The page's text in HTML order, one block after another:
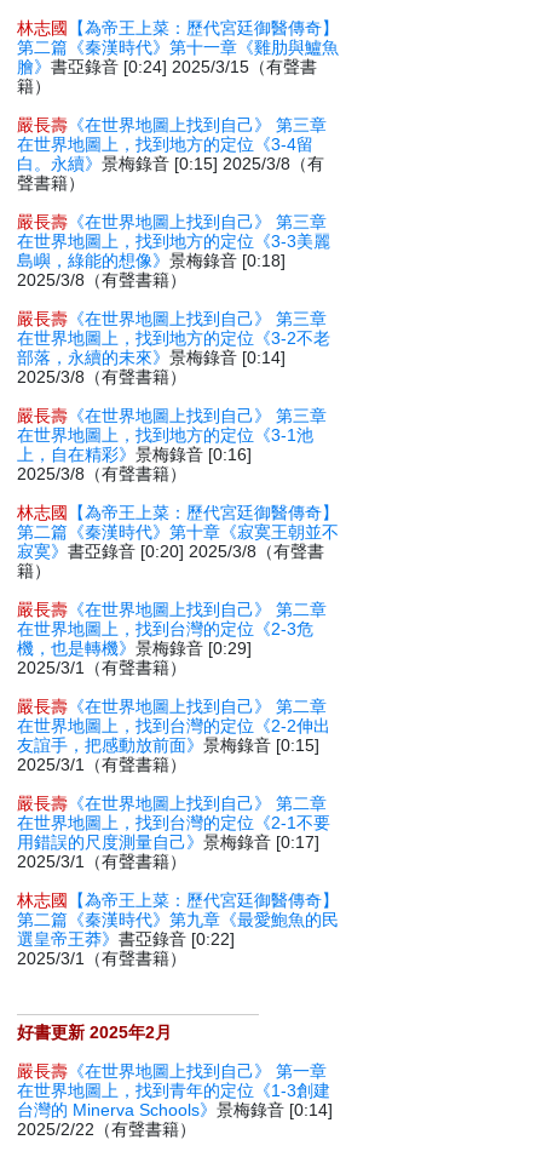
林志國
【為帝王上菜：歷代宮廷御醫傳奇】
第二篇《秦漢時代》第十一章《雞肋與鱸魚
膾》書亞錄音 [0:24] 2025/3/15（有聲書
籍）
嚴長壽 《在世界地圖上找到自己》 第三章
在世界地圖上，找到地方的定位《3-4留
白。永續》景梅錄音 [0:15] 2025/3/8（有
聲書籍）
嚴長壽 《在世界地圖上找到自己》 第三章
在世界地圖上，找到地方的定位《3-3美麗
島嶼，綠能的想像》景梅錄音 [0:18]
2025/3/8（有聲書籍）
嚴長壽 《在世界地圖上找到自己》 第三章
在世界地圖上，找到地方的定位《3-2不老
部落，永續的未來》景梅錄音 [0:14]
2025/3/8（有聲書籍）
嚴長壽 《在世界地圖上找到自己》 第三章
在世界地圖上，找到地方的定位《3-1池
上，自在精彩》景梅錄音 [0:16]
2025/3/8（有聲書籍）
林志國
【為帝王上菜：歷代宮廷御醫傳奇】
第二篇《秦漢時代》第十章《寂寞王朝並不
寂寞》書亞錄音 [0:20] 2025/3/8（有聲書
籍）
嚴長壽 《在世界地圖上找到自己》 第二章
在世界地圖上，找到台灣的定位《2-3危
機，也是轉機》景梅錄音 [0:29]
2025/3/1（有聲書籍）
嚴長壽 《在世界地圖上找到自己》 第二章
在世界地圖上，找到台灣的定位《2-2伸出
友誼手，把感動放前面》景梅錄音 [0:15]
2025/3/1（有聲書籍）
嚴長壽 《在世界地圖上找到自己》 第二章
在世界地圖上，找到台灣的定位《2-1不要
用錯誤的尺度測量自己》景梅錄音 [0:17]
2025/3/1（有聲書籍）
林志國
【為帝王上菜：歷代宮廷御醫傳奇】
第二篇《秦漢時代》第九章《最愛鮑魚的民
選皇帝王莽》書亞錄音 [0:22]
2025/3/1（有聲書籍）
好書更新 2025年2月
嚴長壽 《在世界地圖上找到自己》 第一章
在世界地圖上，找到青年的定位《1-3創建
台灣的 Minerva Schools》景梅錄音 [0:14]
2025/2/22（有聲書籍）